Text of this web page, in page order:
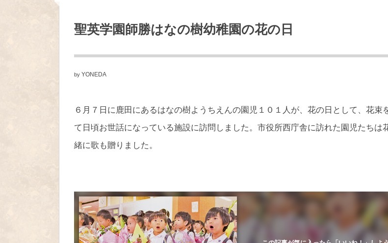
聖英学園師勝はなの樹幼稚園の花の日
by YONEDA
６月７日に鹿田にあるはなの樹ようちえんの園児１０１人が、花の日として、花束
て日頃お世話になっている施設に訪問しました。市役所西庁舎に訪れた園児たちは
緒に歌も贈りました。